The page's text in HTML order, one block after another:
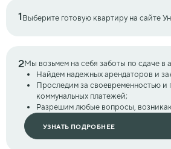
1Выберите готовую квартиру на сайте
2Мы возьмем на себя заботы по сдаче в
Найдем надежных арендаторов и
Проследим за своевременностью и
коммунальных платежей;
Разрешим любые вопросы,
УЗНАТЬ ПОДРОБНЕЕ